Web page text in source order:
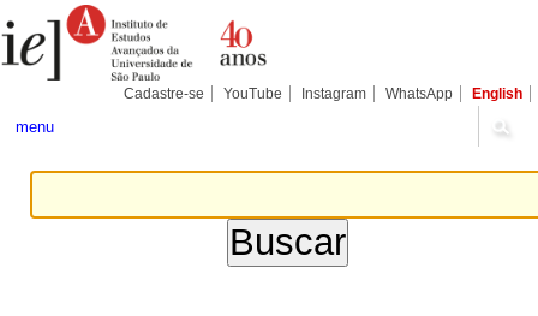
para
conteúdo.
Pessoais
Cadastre-se YouTube Instagram WhatsApp English
menu